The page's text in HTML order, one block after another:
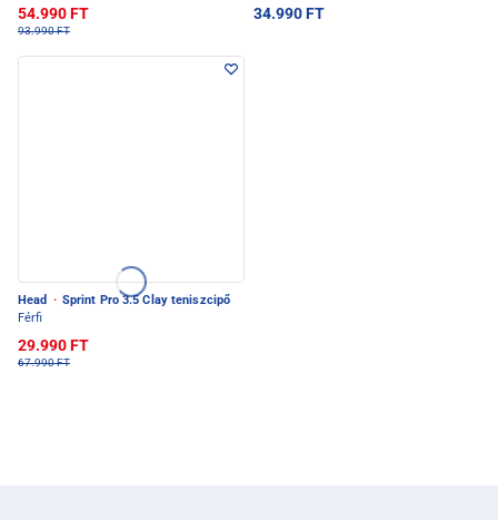
54.990 FT
93.990 FT
34.990 FT
Head · Sprint Pro 3.5 Clay teniszcipő
Férfi
29.990 FT
67.990 FT